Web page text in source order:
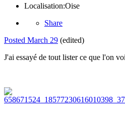
Localisation:Oise
Share
Posted March 29 (edited)
J'ai essayé de tout lister ce que l'on